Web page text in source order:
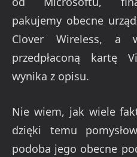
pakujemy obecne
Clover Wireless, a
przedpłaconą kartę
wynika z opisu.
Nie wiem, jak wiele
dzięki temu
podoba jego obecne